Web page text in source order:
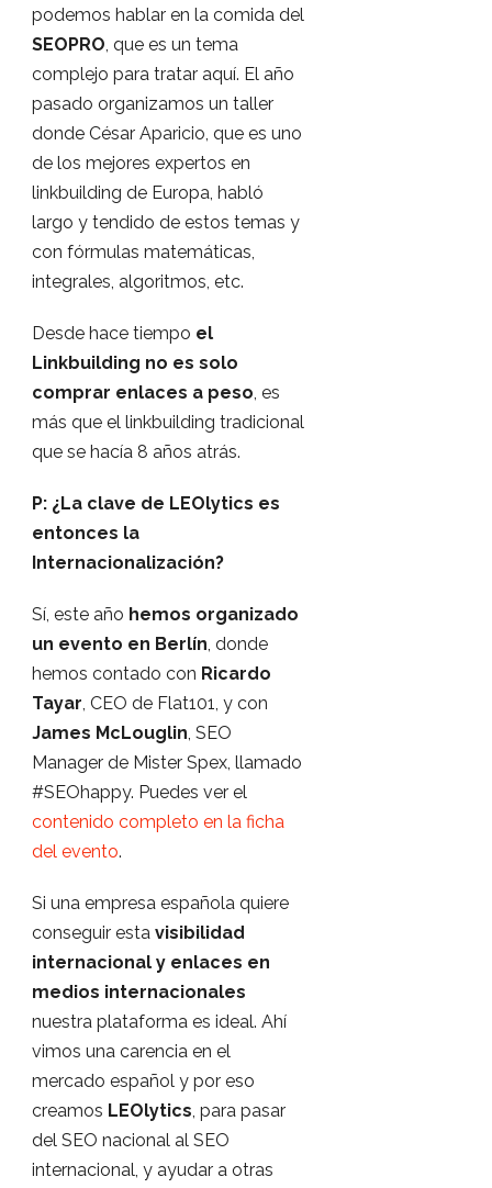
podemos hablar en la comida del
SEOPRO, que es un tema
complejo para tratar aquí. El año
pasado organizamos un taller
donde César Aparicio, que es uno
de los mejores expertos en
linkbuilding de Europa, habló
largo y tendido de estos temas y
con fórmulas matemáticas,
integrales, algoritmos, etc.
Desde hace tiempo el
Linkbuilding no es solo
comprar enlaces a peso, es
más que el linkbuilding tradicional
que se hacía 8 años atrás.
P: ¿La clave de LEOlytics es
entonces la
Internacionalización?
Sí, este año hemos organizado
un evento en Berlín, donde
hemos contado con Ricardo
Tayar, CEO de Flat101, y con
James McLouglin, SEO
Manager de Mister Spex, llamado
#SEOhappy. Puedes ver el
contenido completo en la ficha
del evento.
Si una empresa española quiere
conseguir esta visibilidad
internacional y enlaces en
medios internacionales
nuestra plataforma es ideal. Ahí
vimos una carencia en el
mercado español y por eso
creamos LEOlytics, para pasar
del SEO nacional al SEO
internacional, y ayudar a otras